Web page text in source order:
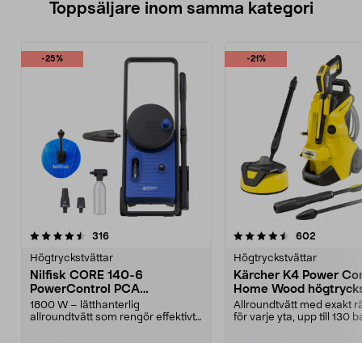
Toppsäljare inom samma kategori
-25%
316recensioner
Högtryckstvättar
Nilfisk CORE 140-6
PowerControl PCA
högtryckstvätt
1800 W – lätthanterlig
allroundtvätt som rengör effektivt
-21%
4.5 av 5 stjärnor 602
Högtryckstvättar
Kärcher K4 Power
Home Wood
Allroundtvätt med exakt
för varje yta, upp till 130
4.5 av 5 stjärnor